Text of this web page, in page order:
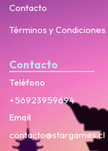
Contacto
Términos y Condiciones
Contacto
Teléfono
+56923959694
Email
contacto@stargames.cl